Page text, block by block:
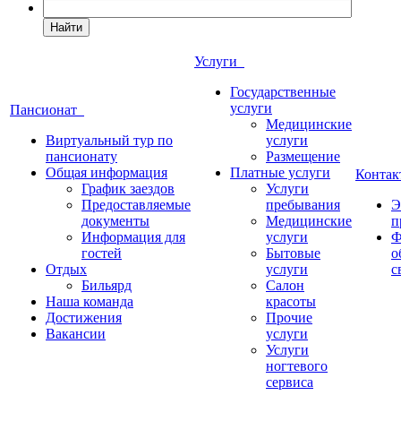
Найти
Пансионат
Виртуальный тур по
пансионату
Общая информация
График заездов
Предоставляемые
документы
Информация для
гостей
Отдых
Бильярд
Наша команда
Достижения
Вакансии
Услуги
Государственные
услуги
Медицинские
услуги
Размещение
Платные услуги
Услуги
пребывания
Медицинские
услуги
Бытовые
услуги
Салон
красоты
Прочие
услуги
Услуги
ногтевого
сервиса